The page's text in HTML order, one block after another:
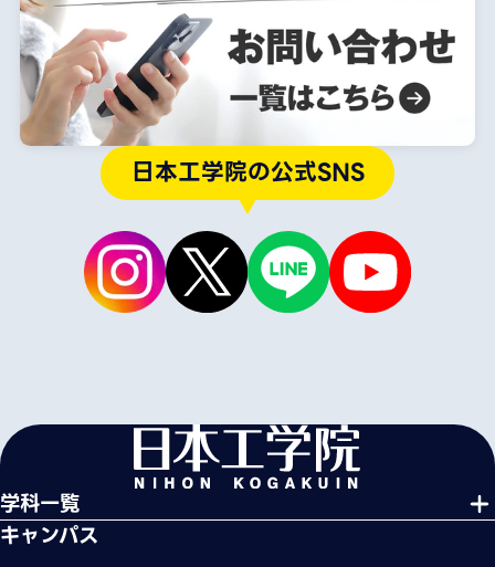
日本工学院の公式SNS
学科一覧
キャンパス